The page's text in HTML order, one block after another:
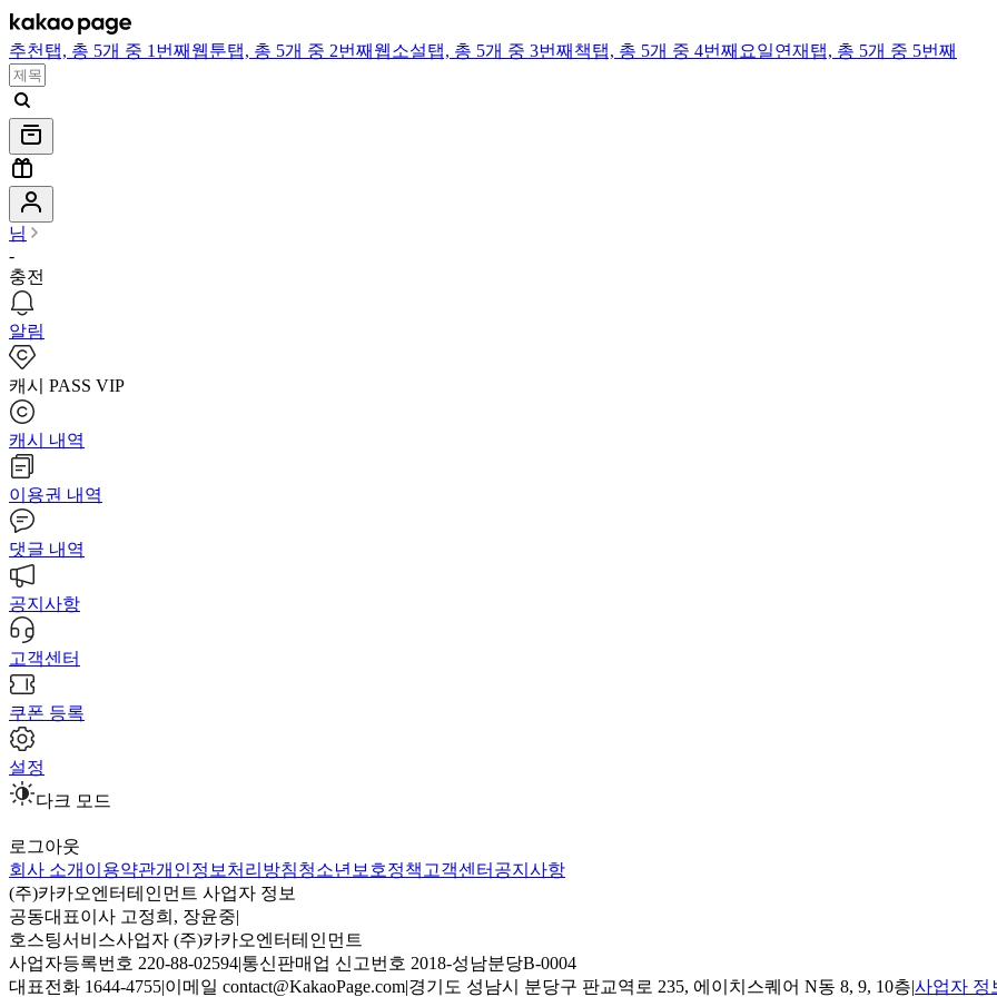
추천 탭, 총 5개 중 1번째 웹툰탭, 총 5개 중 2번째 웹소설탭, 총 5개 중 3번째 책탭, 총 5개 중 4번째 요일연재 탭, 총 5개 중 5번째
님
-
충전
알림
캐시 PASS VIP
캐시 내역
이용권 내역
댓글 내역
공지사항
고객센터
쿠폰 등록
설정
다크 모드
로그아웃
회사 소개 이용약관개인정보처리방침청소년보호정책 고객센터 공지사항
(주)카카오엔터테인먼트 사업자 정보
공동대표이사 고정희, 장윤중|
호스팅서비스사업자 (주)카카오엔터테인먼트
사업자등록번호 220-88-02594|통신판매업 신고번호 2018-성남분당B-0004
대표전화 1644-4755|이메일 contact@KakaoPage.com|경기도 성남시 분당구 판교역로 235, 에이치스퀘어 N동 8, 9, 10층|사업자 정